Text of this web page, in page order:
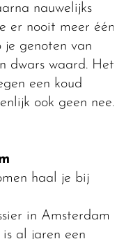
nauwelijks
er nooit meer één
genoten van
dwars waard. Het
een koud
ook geen nee.
haal je bij
in Amsterdam
al jaren een